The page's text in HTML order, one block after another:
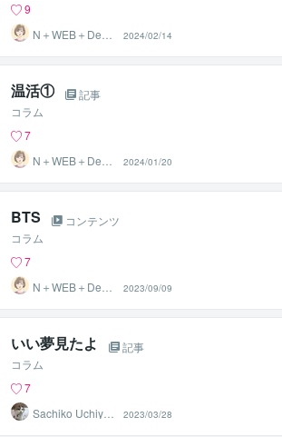
9
N＋WEB＋Desig
2024/02/14
温活①
記事
コラム
7
N＋WEB＋Desig
2024/01/20
BTS
コンテンツ
コラム
7
N＋WEB＋Desig
2023/09/09
いい夢見たよ
記事
コラム
7
Sachiko Uchiya
2023/03/28